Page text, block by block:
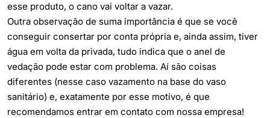
esse produto, o cano vai voltar a vazar.
Outra observação de suma importância é que se você
conseguir consertar por conta própria e, ainda assim, tiver
água em volta da privada, tudo indica que o anel de
vedação pode estar com problema. Aí são coisas
diferentes (nesse caso vazamento na base do vaso
sanitário) e, exatamente por esse motivo, é que
recomendamos entrar em contato com nossa empresa!